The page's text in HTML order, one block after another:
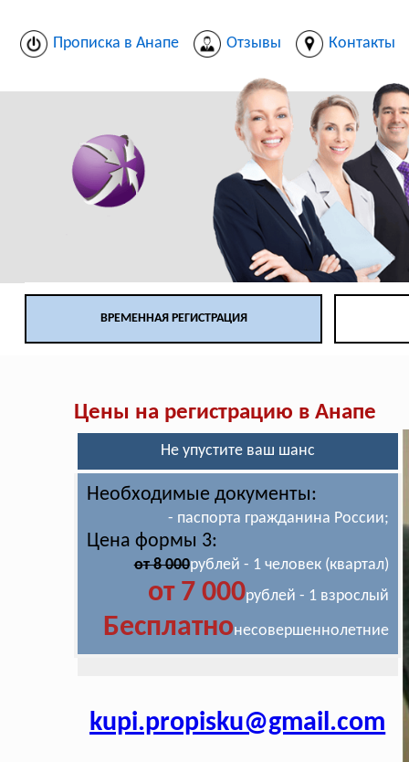
Прописка в Анапе Отзывы Контакты
ВРЕМЕННАЯ РЕГИСТРАЦИЯ
Цены на регистрацию в Анапе
Не упустите ваш шанс
Необходимые документы:
- паспорта гражданина России;
Цена формы 3:
от 8 000рублей - 1 человек (квартал)
от 7 000рублей - 1 взрослый
Бесплатнонесовершеннолетние
kupi.propisku@gmail.com